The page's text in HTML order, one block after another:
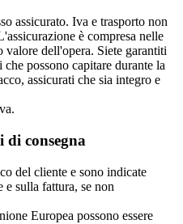
assicurato. Iva e trasporto non
è compresa nelle
valore dell'opera. Siete garantiti
possono capitare durante la
assicurati che sia integro e
di consegna
del cliente e sono indicate
e sulla fattura, se non
Europea possono essere